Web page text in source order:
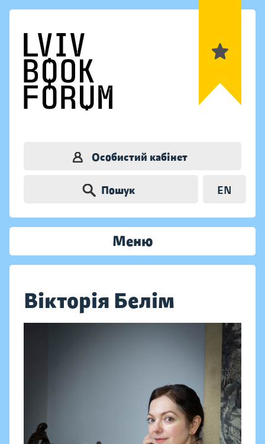
Особистий кабінет
Пошук EN
Меню
Вікторія Белім